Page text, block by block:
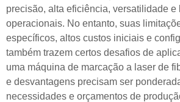
precisão, alta eficiência, versatilidade e
operacionais. No entanto, suas
específicos, altos custos iniciais e
também trazem certos desafios de
uma máquina de marcação a laser de
e desvantagens precisam ser
necessidades e orçamentos de